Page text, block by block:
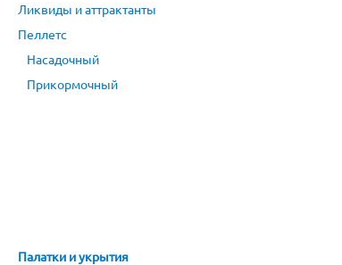
Ликвиды и аттрактанты
Пеллетс
Насадочный
Прикормочный
Палатки и укрытия